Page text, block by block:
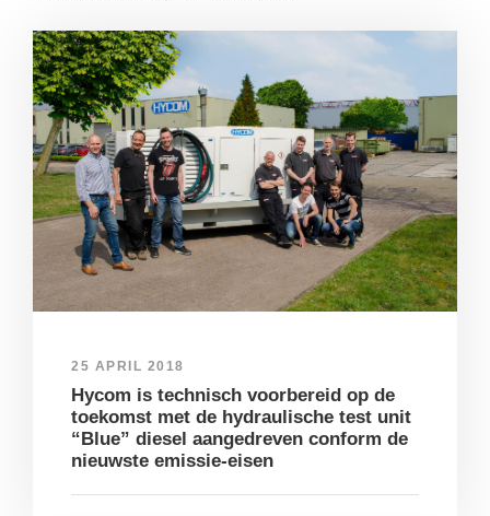
25 APRIL 2018
Hycom is technisch voorbereid op de
toekomst met de hydraulische test unit
“Blue” diesel aangedreven conform de
nieuwste emissie-eisen